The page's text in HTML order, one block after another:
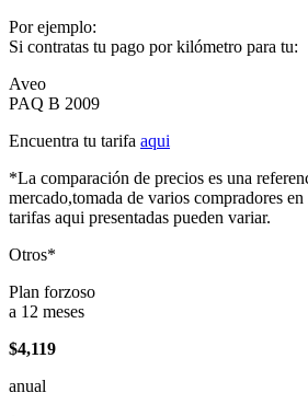
Por ejemplo:
Si contratas tu pago por kilómetro para tu:
Aveo
PAQ B 2009
Encuentra tu tarifa aqui
*La comparación de precios es una
mercado,tomada de varios compradores
tarifas aqui presentadas pueden variar.
Otros*
Plan forzoso
a 12 meses
$4,119
anual